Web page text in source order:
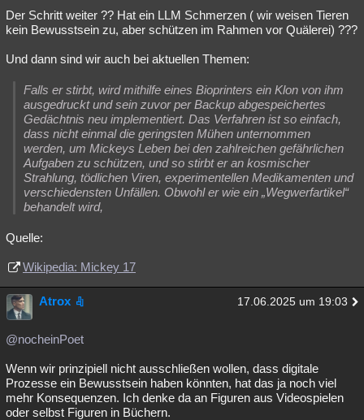
Der Schritt weiter ?? Hat ein LLM Schmerzen ( wir weisen Tieren
kein Bewusstsein zu, aber schützen im Rahmen vor Quälerei) ???
Und dann sind wir auch bei aktuellen Themen:
Falls er stirbt, wird mithilfe eines Bioprinters ein Klon von ihm
ausgedruckt und sein zuvor per Backup abgespeichertes
Gedächtnis neu implementiert. Das Verfahren ist so einfach,
dass nicht einmal die geringsten Mühen unternommen
werden, um Mickeys Leben bei den zahlreichen gefährlichen
Aufgaben zu schützen, und so stirbt er an kosmischer
Strahlung, tödlichen Viren, experimentellen Medikamenten und
verschiedensten Unfällen. Obwohl er wie ein „Wegwerfartikel“
behandelt wird,
Quelle:
Wikipedia: Mickey 17
Atrox 17.06.2025 um 19:03
@nocheinPoet
Wenn wir prinzipiell nicht ausschließen wollen, dass digitale
Prozesse ein Bewusstsein haben könnten, hat das ja noch viel
mehr Konsequenzen. Ich denke da an Figuren aus Videospielen
oder selbst Figuren in Büchern.